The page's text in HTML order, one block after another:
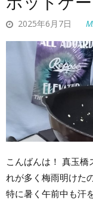
2025年6月7日
こんばんは！ 真玉
れが多く梅雨明けた
特に暑く午前中も汗